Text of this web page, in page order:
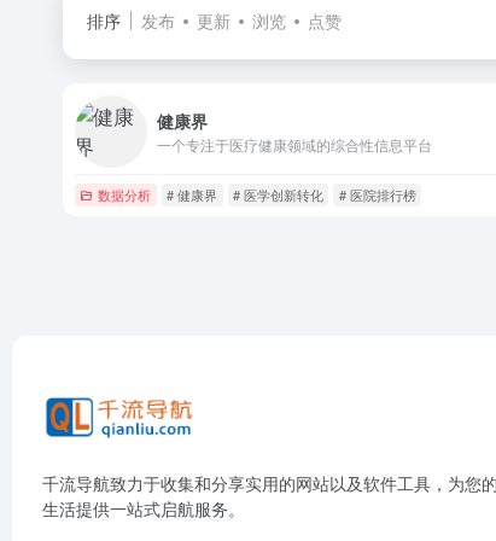
排序 发布 更新 浏览 点赞
健康界
一个专注于医疗健康领域的综合性信息平台
数据分析 # 健康界 # 医学创新转化 # 医院排行榜
千流导航致力于收集和分享实用的网站以及软件工具，为您
生活提供一站式启航服务。